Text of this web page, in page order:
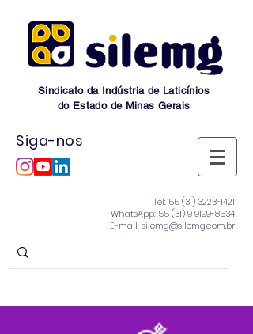
Sindicato da Indústria de Laticínios
do Estado de Minas Gerais
Siga-nos
Tel: 55 (31) 3223-1421
WhatsApp: 55 (31) 9 9199-8534
E-mail: silemg@silemg.com.br